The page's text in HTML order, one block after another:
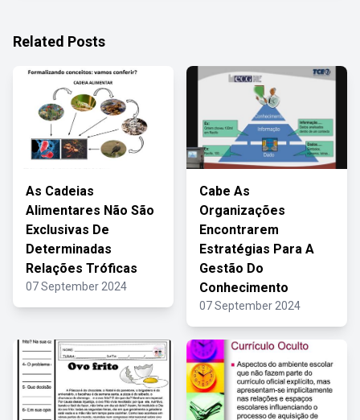
Related Posts
As Cadeias
Alimentares Não São
Exclusivas De
Determinadas
Relações Tróficas
07 September 2024
Cabe As
Organizações
Encontrarem
Estratégias Para A
Gestão Do
Conhecimento
07 September 2024